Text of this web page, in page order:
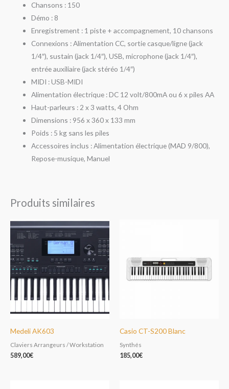
Chansons : 150
Démo : 8
Enregistrement : 1 piste + accompagnement, 10 chansons
Connexions : Alimentation CC, sortie casque/ligne (jack
1/4″), sustain (jack 1/4″), USB, microphone (jack 1/4″),
entrée auxiliaire (jack stéréo 1/4″)
MIDI : USB-MIDI
Alimentation électrique : DC 12 volt/800mA ou 6 x piles AA
Haut-parleurs : 2 x 3 watts, 4 Ohm
Dimensions : 956 x 360 x 133 mm
Poids : 5 kg sans les piles
Accessoires inclus : Alimentation électrique (MAD 9/800),
Repose-musique, Manuel
Produits similaires
Medeli AK603
Claviers Arrangeurs / Workstation
589,00€
Casio CT-S200 Blanc
Synthés
185,00€